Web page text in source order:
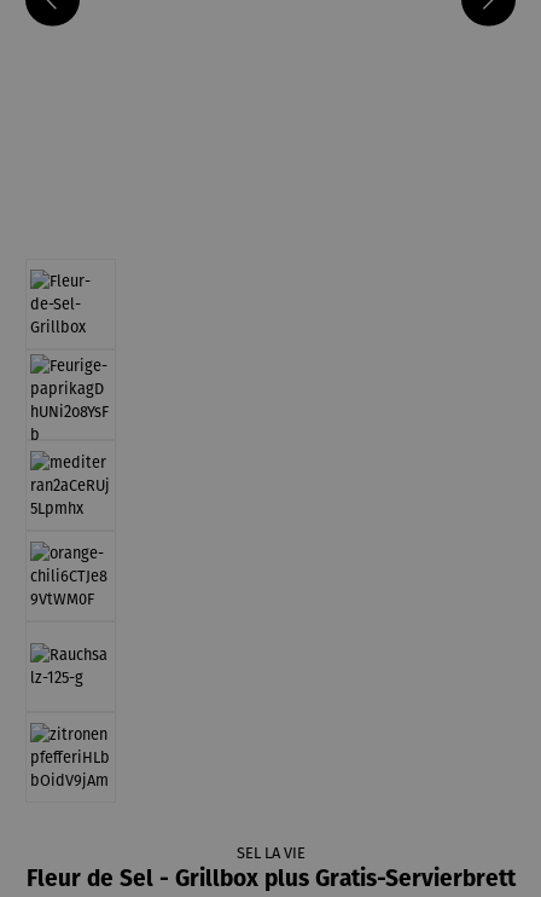
SEL LA VIE
Fleur de Sel - Grillbox plus Gratis-Servierbrett